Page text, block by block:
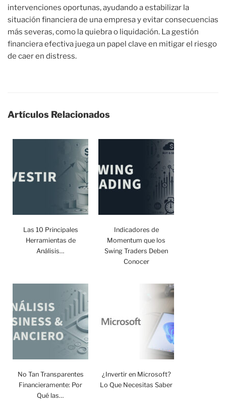
intervenciones oportunas, ayudando a estabilizar la
situación financiera de una empresa y evitar consecuencias
más severas, como la quiebra o liquidación. La gestión
financiera efectiva juega un papel clave en mitigar el riesgo
de caer en distress.
Artículos Relacionados
Las 10 Principales
Herramientas de
Análisis…
Indicadores de
Momentum que los
Swing Traders Deben
Conocer
No Tan Transparentes
Financieramente: Por
Qué las…
¿Invertir en Microsoft?
Lo Que Necesitas Saber